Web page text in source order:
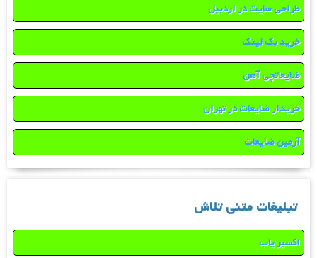
طراحی سایت در اردبیل
خرید بک لینک
ضایعاتچی آهن
خریدار ضایعات در تهران
آرمین ضایعات
تبلیغات متنی تلاش
اکسیر یاب